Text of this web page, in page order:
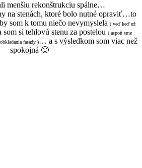
menšiu rekonštrukciu spálne…
na stenách, ktoré bolo nutné opraviť…to
som k tomu niečo nevymyslela ( veď keď už
som si tehlovú stenu za postelou ( aspoň sme
fasády )… a s výsledkom som viac než
spokojná 🙂